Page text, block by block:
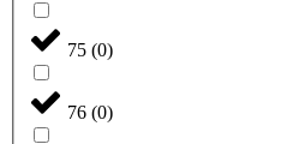
75 (0)
76 (0)